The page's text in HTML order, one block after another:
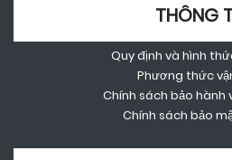
THÔNG
Quy định và hình
Phương thức
Chính sách bảo hành
Chính sách bảo